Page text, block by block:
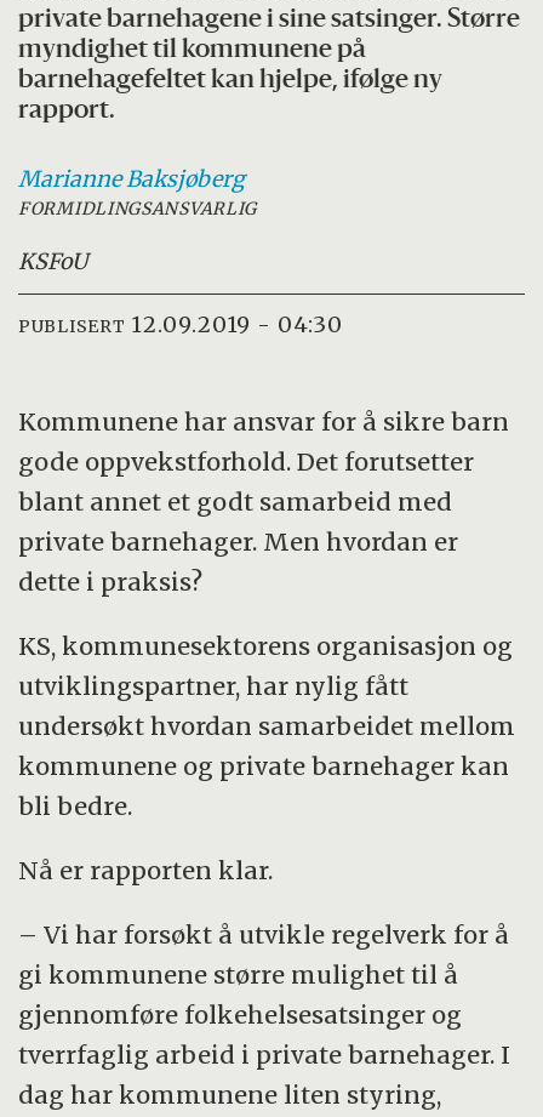
private barnehagene i sine satsinger. Større
myndighet til kommunene på
barnehagefeltet kan hjelpe, ifølge ny
rapport.
MarianneBaksjøberg
FORMIDLINGSANSVARLIG
KSFoU
PUBLISERT 12.09.2019 - 04:30
Kommunene har ansvar for å sikre barn
gode oppvekstforhold. Det forutsetter
blant annet et godt samarbeid med
private barnehager. Men hvordan er
dette i praksis?
KS, kommunesektorens organisasjon og
utviklingspartner, har nylig fått
undersøkt hvordan samarbeidet mellom
kommunene og private barnehager kan
bli bedre.
Nå er rapporten klar.
– Vi har forsøkt å utvikle regelverk for å
gi kommunene større mulighet til å
gjennomføre folkehelsesatsinger og
tverrfaglig arbeid i private barnehager. I
dag har kommunene liten styring,